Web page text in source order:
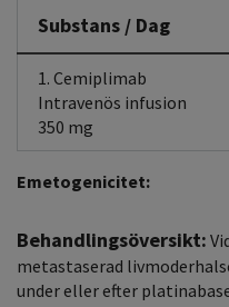
Substans / Dag
1. Cemiplimab
Intravenös infusion
350 mg
Emetogenicitet:
Behandlingsöversikt:
metastaserad
under eller efter